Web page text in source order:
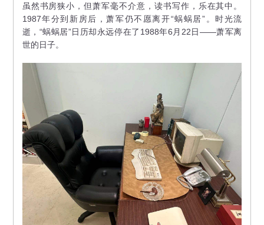
虽然书房狭小，但萧军毫不介意，读书写作，乐在其中。
1987年分到新房后，萧军仍不愿离开“蜗蜗居”。时光流
逝，“蜗蜗居”日历却永远停在了1988年6月22日——萧军离
世的日子。